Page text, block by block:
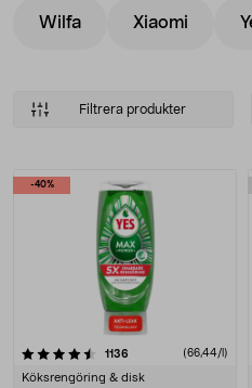
Wilfa Xiaomi
Filtrera produkter
Produkter
-40%
1136 recensioner(66,44/l)
Köksrengöring & disk
4.5 av 5 stjärnor